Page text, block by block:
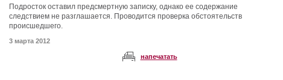
Подросток оставил предсмертную записку, однако ее содержание
следствием не разглашается. Проводится проверка обстоятельств
происшедшего.
3 марта 2012
напечатать